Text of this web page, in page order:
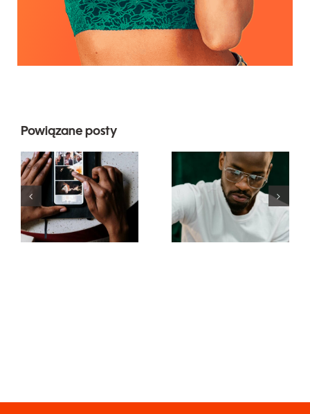
Powiązane posty
Najlepsze
aplikacje do
animacji
zdjęć na
angażujące
posty na
Top 17
wskazówek
dotyczących
zrozumienia
algorytmu